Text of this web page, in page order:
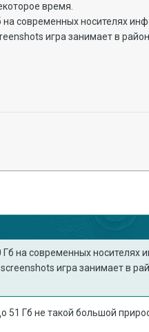
время.
на современных носителях
игра занимает в
Гб на современных носителях
игра занимает в
51 Гб не такой большой